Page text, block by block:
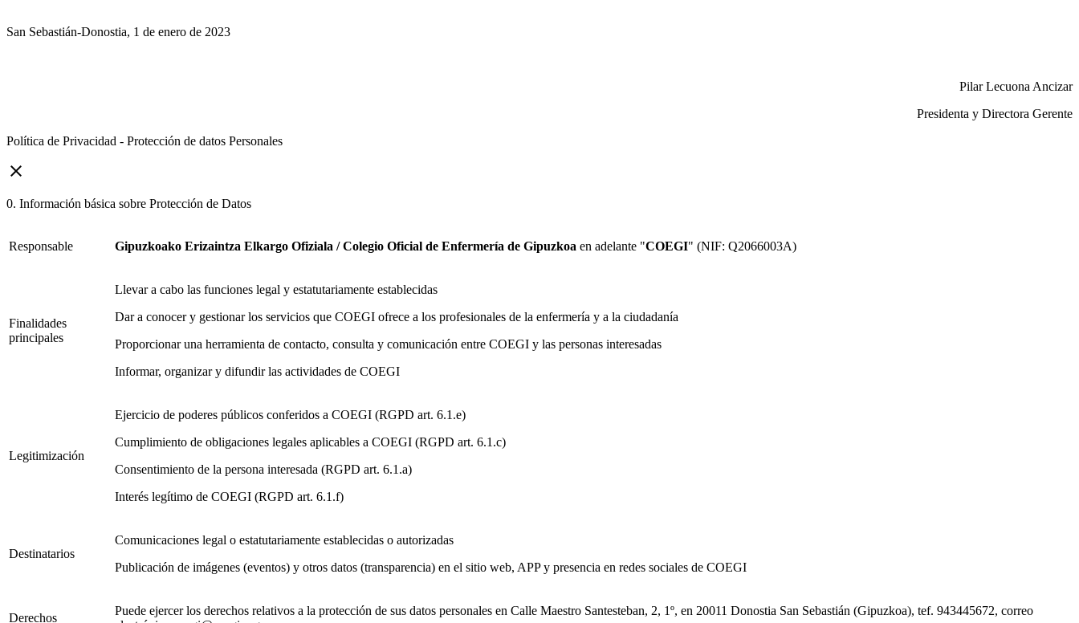
San Sebastián-Donostia, 1 de enero de 2023
Pilar Lecuona Ancizar
Presidenta y Directora Gerente
Política de Privacidad - Protección de datos Personales
close
0. Información básica sobre Protección de Datos
Responsable Gipuzkoako Erizaintza Elkargo Ofiziala / Colegio Oficial de Enfermería de Gipuzkoa en adelante "COEGI" (NIF: Q2066003A)
Finalidades
principales
Llevar a cabo las funciones legal y estatutariamente establecidas
Dar a conocer y gestionar los servicios que COEGI ofrece a los profesionales de la enfermería y a la ciudadanía
Proporcionar una herramienta de contacto, consulta y comunicación entre COEGI y las personas interesadas
Informar, organizar y difundir las actividades de COEGI
Legitimización
Ejercicio de poderes públicos conferidos a COEGI (RGPD art. 6.1.e)
Cumplimiento de obligaciones legales aplicables a COEGI (RGPD art. 6.1.c)
Consentimiento de la persona interesada (RGPD art. 6.1.a)
Interés legítimo de COEGI (RGPD art. 6.1.f)
Destinatarios
Comunicaciones legal o estatutariamente establecidas o autorizadas
Publicación de imágenes (eventos) y otros datos (transparencia) en el sitio web, APP y presencia en redes sociales de COEGI
Derechos
Puede ejercer los derechos relativos a la protección de sus datos personales en Calle Maestro Santesteban, 2, 1º, en 20011 Donostia San Sebastián (Gipuzkoa), tef. 943445672, correo